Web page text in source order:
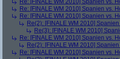
Re: [FINALE WM 2010] Spanien vs.
Re: [FINALE WM 2010] Spanien vs.
Re: [FINALE WM 2010] Spanien vs.
Re(2): [FINALE WM 2010]
Re(3): [FINALE WM 2010]
Re: [FINALE WM 2010] Spanien vs.
Re(2): [FINALE WM 2010]
Re: [FINALE WM 2010] Spanien vs.